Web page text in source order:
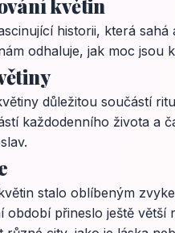
květin
historii, která
odhaluje, jak moc
důležitou součástí
každodenního života a
stalo oblíbeným
období přineslo ještě